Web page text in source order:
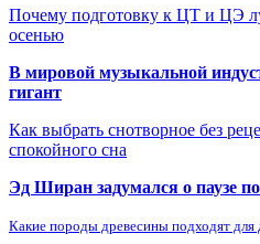
Почему подготовку к ЦТ и ЦЭ
осенью
В мировой музыкальной
гигант
Как выбрать снотворное без
спокойного сна
Эд Ширан задумался о паузе
Какие породы древесины подходят